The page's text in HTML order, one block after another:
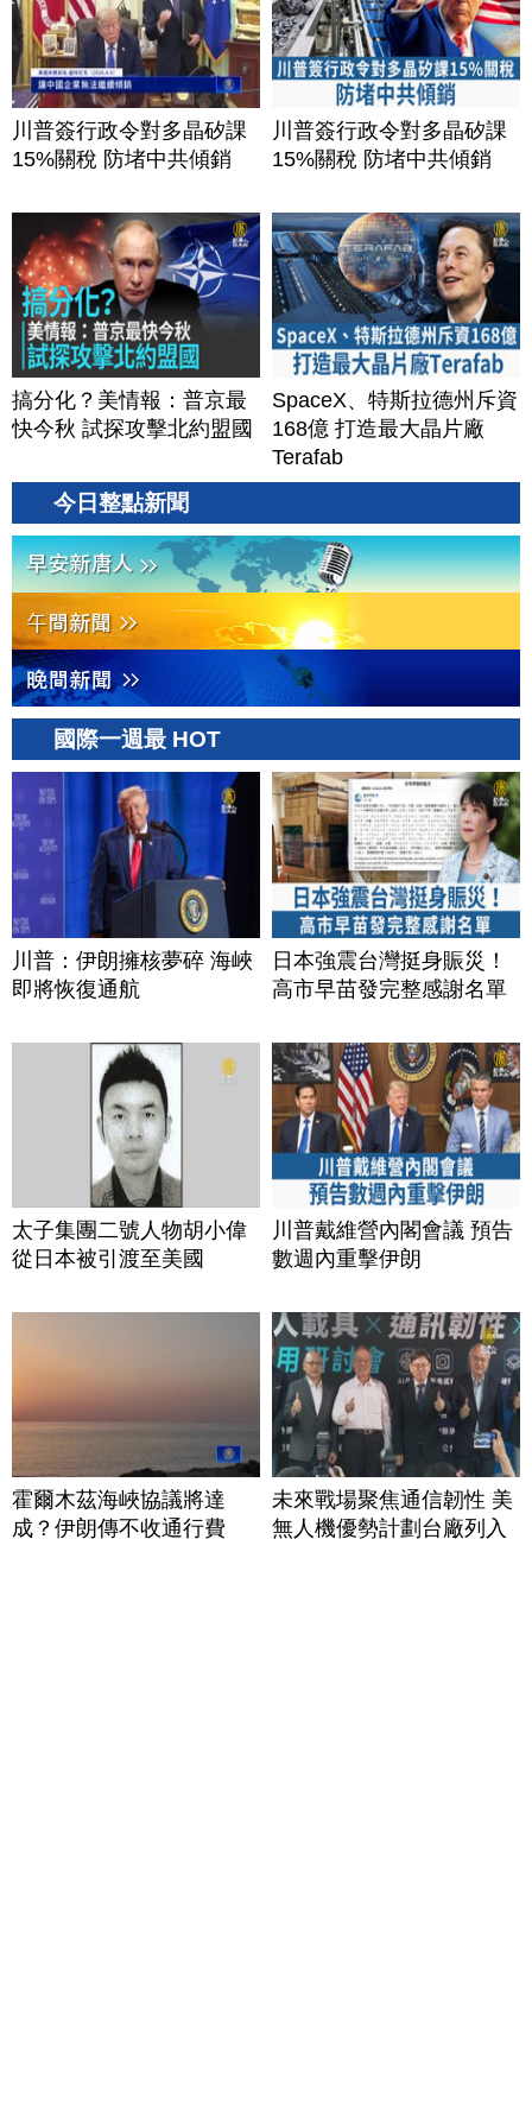
川普簽行政令對多晶矽課
15%關稅 防堵中共傾銷
川普簽行政令對多晶矽課
15%關稅 防堵中共傾銷
搞分化？美情報：普京最
快今秋 試探攻擊北約盟國
SpaceX、特斯拉德州斥資
168億 打造最大晶片廠
Terafab
今日整點新聞
國際一週最 HOT
川普：伊朗擁核夢碎 海峽
即將恢復通航
日本強震台灣挺身賑災！
高市早苗發完整感謝名單
太子集團二號人物胡小偉
從日本被引渡至美國
川普戴維營內閣會議 預告
數週內重擊伊朗
霍爾木茲海峽協議將達
成？伊朗傳不收通行費
未來戰場聚焦通信韌性 美
無人機優勢計劃台廠列入